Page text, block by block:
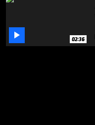
 02:36